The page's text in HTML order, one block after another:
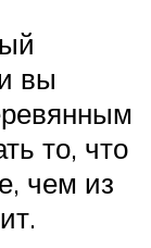
вы
то, что
чем из